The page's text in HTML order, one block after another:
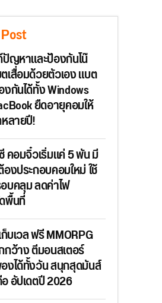
ญหาและป้องกันโน๊
เสื่อมด้วยตัวเอง แบต
งกันได้ทั้ง Windows
ยืดอายุคอมให้
ลายปี!
คอมจิ๋วเริ่มแค่ 5 พัน มี
งประกอบคอมใหม่ ใช้
บคลุม ลดค่าไฟ
พื้นที่
ก็บเวล ฟรี MMORPG
กว้าง ตีมอนสเตอร์
งได้ทั้งวัน สนุกสุดมันส์
อัปเดตปี 2026